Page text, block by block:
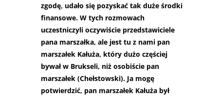
zgodę, udało się pozyskać tak duże środki
finansowe. W tych rozmowach
uczestniczyli oczywiście przedstawiciele
pana marszałka, ale jest tu z nami pan
marszałek Kałuża, który dużo częściej
bywał w Brukseli, niż osobiście pan
marszałek (Chełstowski). Ja mogę
potwierdzić, pan marszałek Kałuża był